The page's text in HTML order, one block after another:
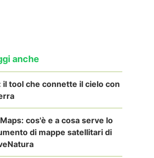
anche
il tool che connette il cielo con
cos'è e a cosa serve lo
di mappe satellitari di